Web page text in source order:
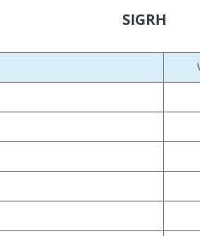
SIGRH